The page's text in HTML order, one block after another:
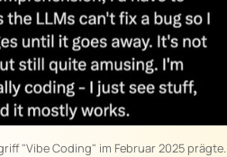
"Vibe Coding" im Februar 2025 prägte.